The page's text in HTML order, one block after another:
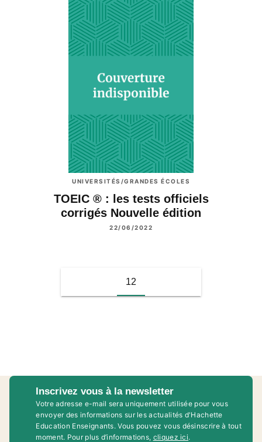
UNIVERSITÉS/GRANDES ÉCOLES
TOEIC ® : les tests officiels
corrigés Nouvelle édition
22/06/2022
12
Inscrivez vous à la newsletter
Votre adresse e-mail sera uniquement utilisée pour vous
envoyer des informations sur les actualités d'Hachette
Education Enseignants. Vous pouvez vous désinscrire à tout
moment. Pour plus d’informations, cliquez ici.